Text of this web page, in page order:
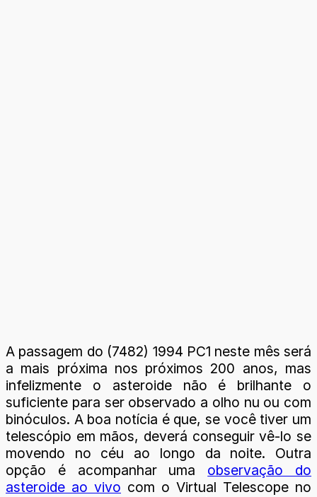
A passagem do (7482) 1994 PC1 neste mês será
a mais próxima nos próximos 200 anos, mas
infelizmente o asteroide não é brilhante o
suficiente para ser observado a olho nu ou com
binóculos. A boa notícia é que, se você tiver um
telescópio em mãos, deverá conseguir vê-lo se
movendo no céu ao longo da noite. Outra
opção é acompanhar uma observação do
asteroide ao vivo com o Virtual Telescope no